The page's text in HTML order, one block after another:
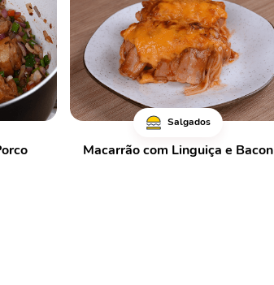
Salgados
Macarrão com Linguiça e Bacon